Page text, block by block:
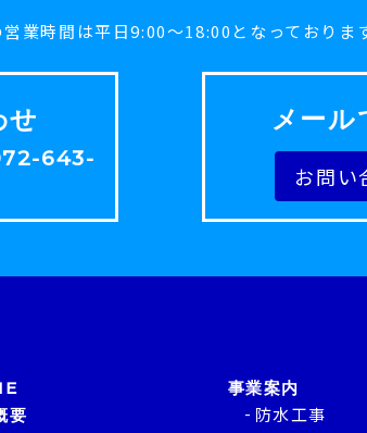
業時間は平日9:00～18:00となっております
せ
643-
メール
お問い
要
事業案内
防水工事